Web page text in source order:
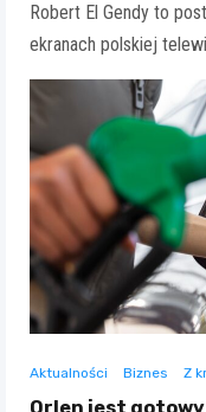
Robert El Gendy to
ekranach polskiej
Aktualności Biznes Z